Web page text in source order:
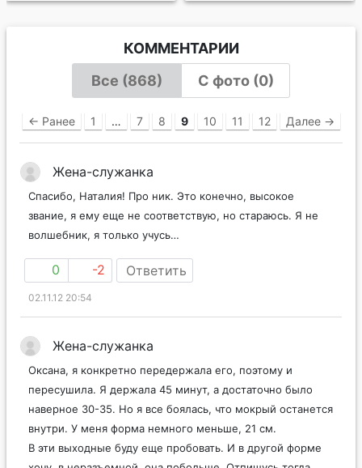
КОММЕНТАРИИ
Все (868)
С фото (0)
← Ранее 1 … 7 8 9 10 11 12 Далее →
Жена-служанка
Спасибо, Наталия! Про ник. Это конечно, высокое
звание, я ему еще не соответствую, но стараюсь. Я не
волшебник, я только учусь…
0 -2 Ответить
02.11.12 20:54
Жена-служанка
Оксана, я конкретно передержала его, поэтому и
пересушила. Я держала 45 минут, а достаточно было
наверное 30-35. Но я все боялась, что мокрый останется
внутри. У меня форма немного меньше, 21 см.
В эти выходные буду еще пробовать. И в другой форме